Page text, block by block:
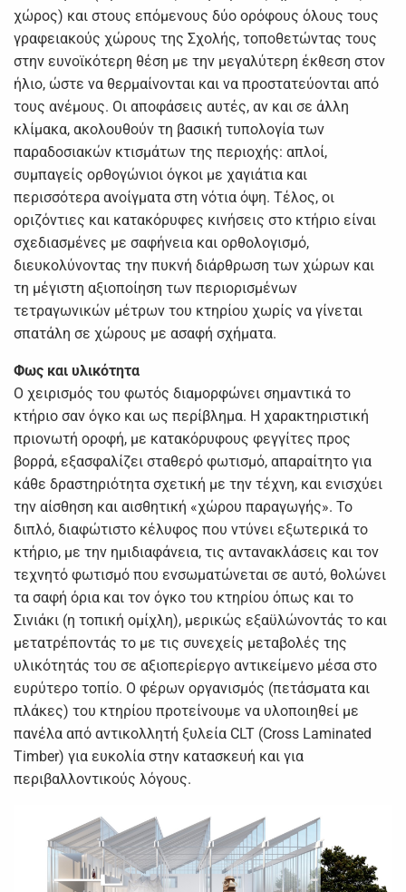
χώρος) και στους επόμενους δύο ορόφους όλους τους
γραφειακούς χώρους της Σχολής, τοποθετώντας τους
στην ευνοϊκότερη θέση με την μεγαλύτερη έκθεση στον
ήλιο, ώστε να θερμαίνονται και να προστατεύονται από
τους ανέμους. Οι αποφάσεις αυτές, αν και σε άλλη
κλίμακα, ακολουθούν τη βασική τυπολογία των
παραδοσιακών κτισμάτων της περιοχής: απλοί,
συμπαγείς ορθογώνιοι όγκοι με χαγιάτια και
περισσότερα ανοίγματα στη νότια όψη. Τέλος, οι
οριζόντιες και κατακόρυφες κινήσεις στο κτήριο είναι
σχεδιασμένες με σαφήνεια και ορθολογισμό,
διευκολύνοντας την πυκνή διάρθρωση των χώρων και
τη μέγιστη αξιοποίηση των περιορισμένων
τετραγωνικών μέτρων του κτηρίου χωρίς να γίνεται
σπατάλη σε χώρους με ασαφή σχήματα.
Φως και υλικότητα
Ο χειρισμός του φωτός διαμορφώνει σημαντικά το
κτήριο σαν όγκο και ως περίβλημα. Η χαρακτηριστική
πριονωτή οροφή, με κατακόρυφους φεγγίτες προς
βορρά, εξασφαλίζει σταθερό φωτισμό, απαραίτητο για
κάθε δραστηριότητα σχετική με την τέχνη, και ενισχύει
την αίσθηση και αισθητική «χώρου παραγωγής». Το
διπλό, διαφώτιστο κέλυφος που ντύνει εξωτερικά το
κτήριο, με την ημιδιαφάνεια, τις αντανακλάσεις και τον
τεχνητό φωτισμό που ενσωματώνεται σε αυτό, θολώνει
τα σαφή όρια και τον όγκο του κτηρίου όπως και το
Σινιάκι (η τοπική ομίχλη), μερικώς εξαϋλώνοντάς το και
μετατρέποντάς το με τις συνεχείς μεταβολές της
υλικότητάς του σε αξιοπερίεργο αντικείμενο μέσα στο
ευρύτερο τοπίο. Ο φέρων οργανισμός (πετάσματα και
πλάκες) του κτηρίου προτείνουμε να υλοποιηθεί με
πανέλα από αντικολλητή ξυλεία CLT (Cross Laminated
Timber) για ευκολία στην κατασκευή και για
περιβαλλοντικούς λόγους.